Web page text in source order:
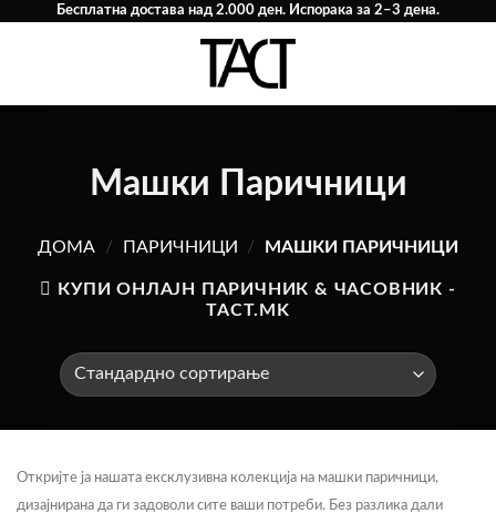
Бесплатна достава над 2.000 ден. Испорака за 2–3 дена.
Машки Паричници
ДОМА / ПАРИЧНИЦИ / МАШКИ ПАРИЧНИЦИ
КУПИ ОНЛАЈН ПАРИЧНИК & ЧАСОВНИК -
TACT.MK
Откријте ја нашата ексклузивна колекција на машки паричници,
дизајнирана да ги задоволи сите ваши потреби. Без разлика дали